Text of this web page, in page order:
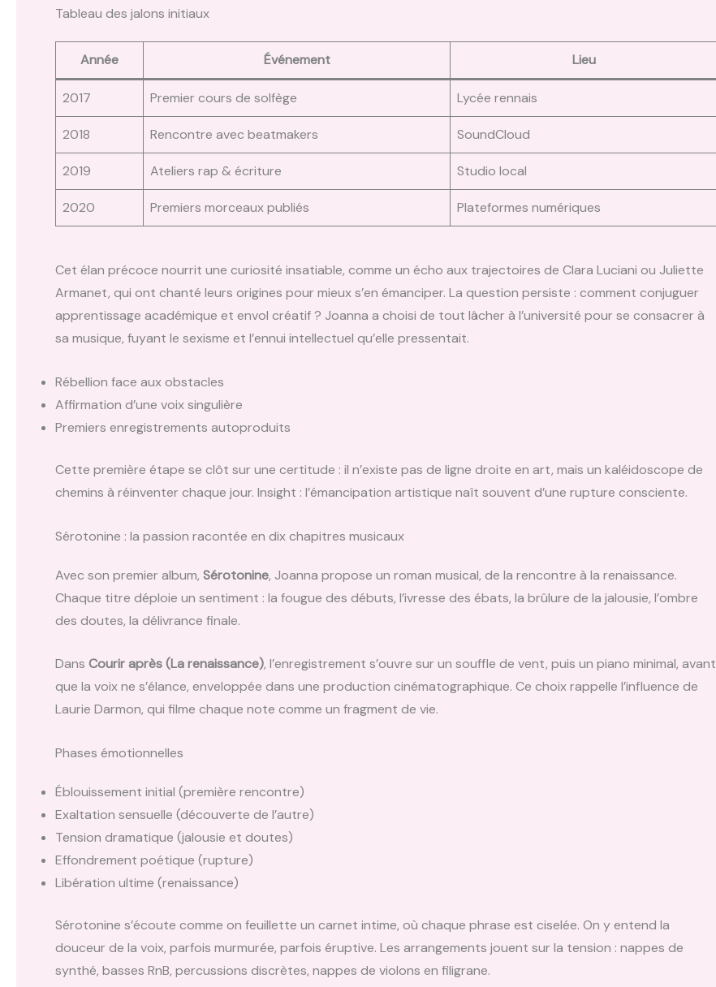
Tableau des jalons initiaux
Année Événement Lieu
2017 Premier cours de solfège Lycée rennais
2018 Rencontre avec beatmakers SoundCloud
2019 Ateliers rap & écriture Studio local
2020 Premiers morceaux publiés Plateformes numériques
Cet élan précoce nourrit une curiosité insatiable, comme un écho aux trajectoires de Clara Luciani ou Juliette
Armanet, qui ont chanté leurs origines pour mieux s’en émanciper. La question persiste : comment conjuguer
apprentissage académique et envol créatif ? Joanna a choisi de tout lâcher à l’université pour se consacrer à
sa musique, fuyant le sexisme et l’ennui intellectuel qu’elle pressentait.
Rébellion face aux obstacles
Affirmation d’une voix singulière
Premiers enregistrements autoproduits
Cette première étape se clôt sur une certitude : il n’existe pas de ligne droite en art, mais un kaléidoscope de
chemins à réinventer chaque jour. Insight : l’émancipation artistique naît souvent d’une rupture consciente.
Sérotonine : la passion racontée en dix chapitres musicaux
Avec son premier album, Sérotonine, Joanna propose un roman musical, de la rencontre à la renaissance.
Chaque titre déploie un sentiment : la fougue des débuts, l’ivresse des ébats, la brûlure de la jalousie, l’ombre
des doutes, la délivrance finale.
Dans Courir après (La renaissance), l’enregistrement s’ouvre sur un souffle de vent, puis un piano minimal, avant
que la voix ne s’élance, enveloppée dans une production cinématographique. Ce choix rappelle l’influence de
Laurie Darmon, qui filme chaque note comme un fragment de vie.
Phases émotionnelles
Éblouissement initial (première rencontre)
Exaltation sensuelle (découverte de l’autre)
Tension dramatique (jalousie et doutes)
Effondrement poétique (rupture)
Libération ultime (renaissance)
Sérotonine s’écoute comme on feuillette un carnet intime, où chaque phrase est ciselée. On y entend la
douceur de la voix, parfois murmurée, parfois éruptive. Les arrangements jouent sur la tension : nappes de
synthé, basses RnB, percussions discrètes, nappes de violons en filigrane.